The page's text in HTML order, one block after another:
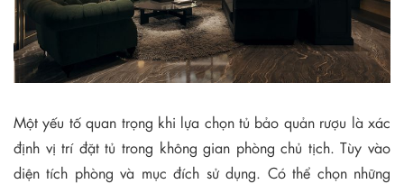
Một yếu tố quan trọng khi lựa chọn tủ bảo quản rượu là xác
định vị trí đặt tủ trong không gian phòng chủ tịch. Tùy vào
diện tích phòng và mục đích sử dụng. Có thể chọn những